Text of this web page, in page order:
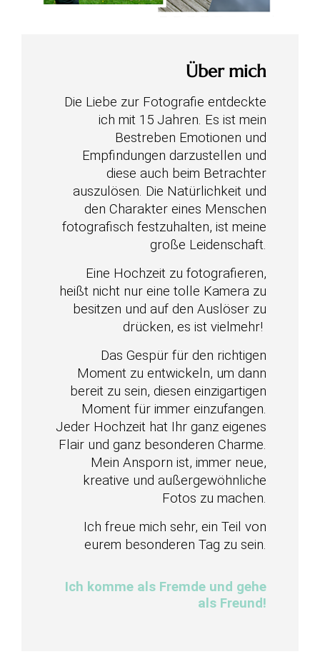
Über mich
Die Liebe zur Fotografie entdeckte
ich mit 15 Jahren. Es ist mein
Bestreben Emotionen und
Empfindungen darzustellen und
diese auch beim Betrachter
auszulösen. Die Natürlichkeit und
den Charakter eines Menschen
fotografisch festzuhalten, ist meine
große Leidenschaft.
Eine Hochzeit zu fotografieren,
heißt nicht nur eine tolle Kamera zu
besitzen und auf den Auslöser zu
drücken, es ist vielmehr!
Das Gespür für den richtigen
Moment zu entwickeln, um dann
bereit zu sein, diesen einzigartigen
Moment für immer einzufangen.
Jeder Hochzeit hat Ihr ganz eigenes
Flair und ganz besonderen Charme.
Mein Ansporn ist, immer neue,
kreative und außergewöhnliche
Fotos zu machen.
Ich freue mich sehr, ein Teil von
eurem besonderen Tag zu sein.
Ich komme als Fremde und gehe
als Freund!